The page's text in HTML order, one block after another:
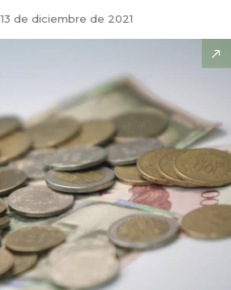
de diciembre de 2021